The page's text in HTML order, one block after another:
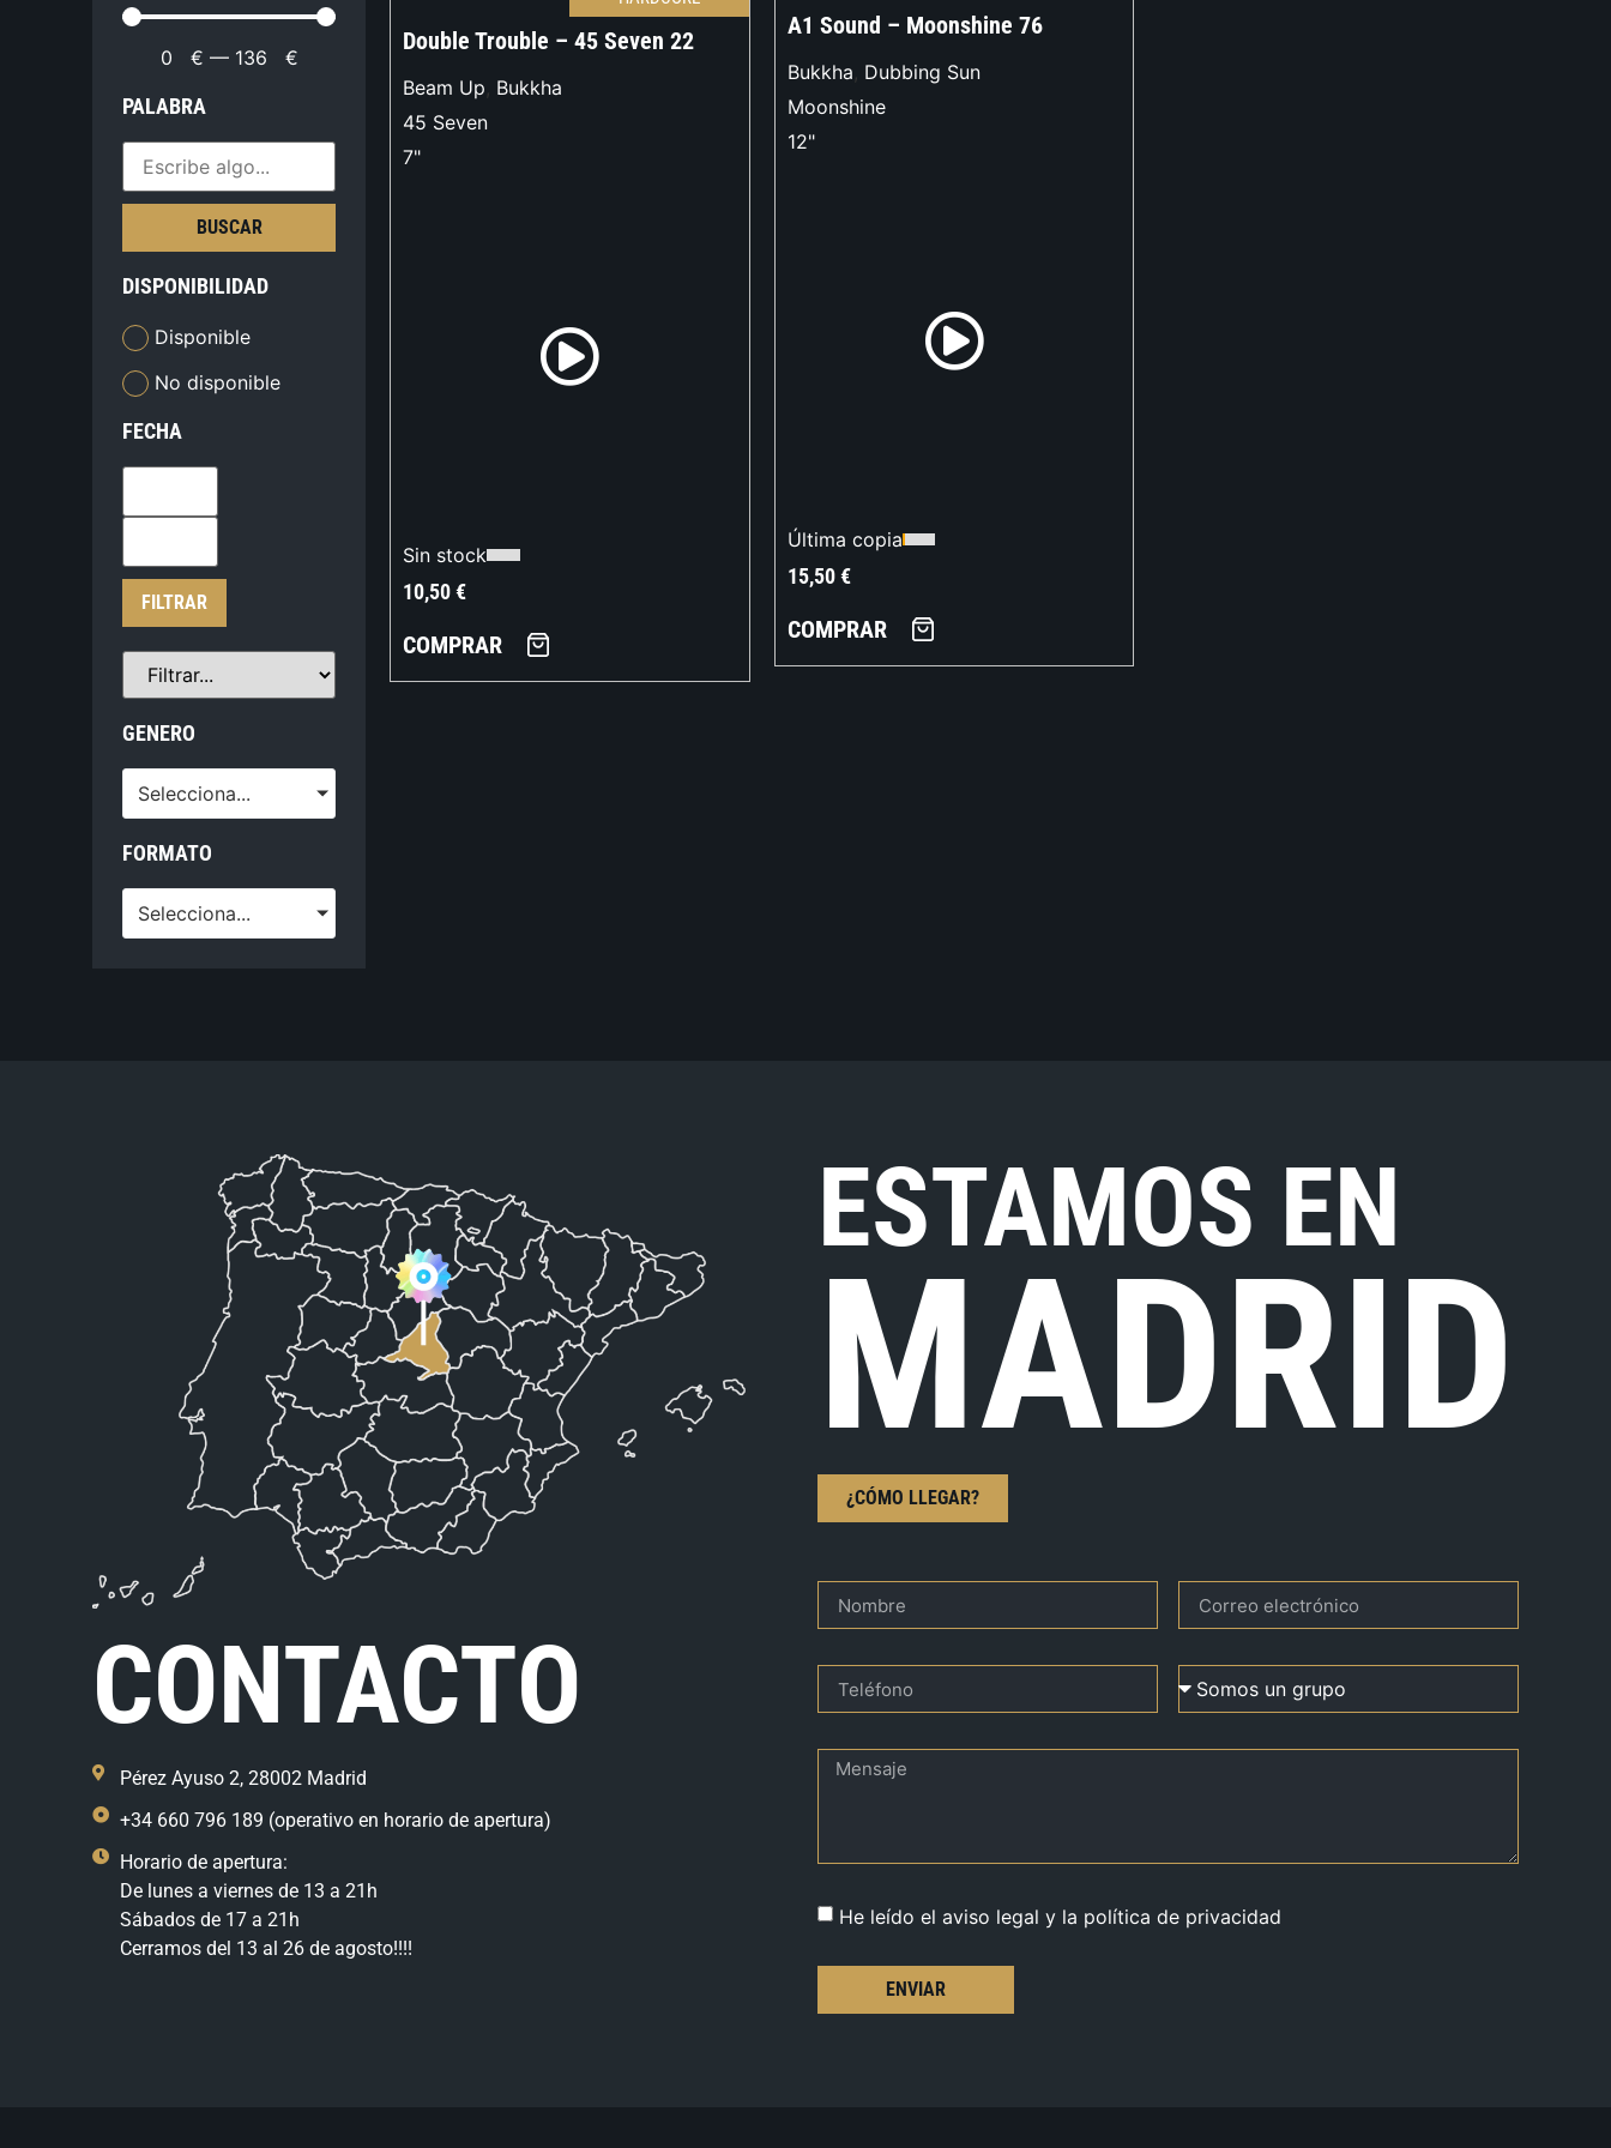
0 € — 136 €
PALABRA
BUSCAR
DISPONIBILIDAD
Disponible
No disponible
FECHA
FILTRAR
GENERO
Selecciona...
FORMATO
Selecciona...
Double Trouble – 45 Seven 22
Beam Up, Bukkha
45 Seven
7"
Sin stock
10,50€
COMPRAR
A1 Sound – Moonshine 76
Bukkha, Dubbing Sun
Moonshine
12"
Última copia
15,50€
COMPRAR
CONTACTO
Pérez Ayuso 2, 28002 Madrid
+34 660 796 189 (operativo en horario de apertura)
Horario de apertura:
De lunes a viernes de 13 a 21h
Sábados de 17 a 21h
Cerramos del 13 al 26 de agosto!!!!
ESTAMOS EN
MADRID
¿CÓMO LLEGAR?
He leído el aviso legal y la política de privacidad
ENVIAR